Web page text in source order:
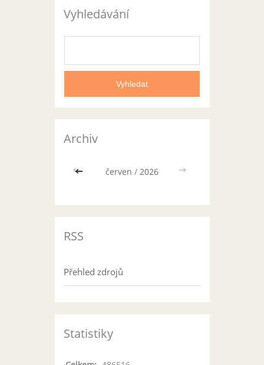
Vyhledávání
Archiv
<< červen / 2026 >>
RSS
Přehled zdrojů
Statistiky